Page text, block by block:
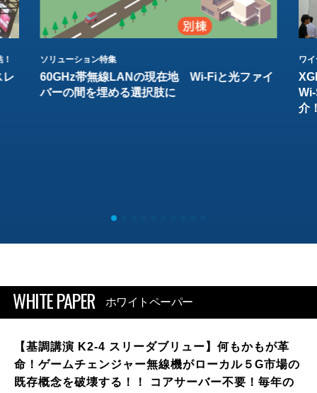
レ
ソリューション特集
60GHz帯無線LANの現在地 Wi-Fiと光ファイ
バーの間を埋める選択肢に
ワ
介
WHITE PAPER ホワイトペーパー
【基調講演 K2-4 スリーダブリュー】何もかもが革
命！ゲームチェンジャー無線機がローカル５G市場の
既存概念を破壊する！！ コアサーバー不要！毎年の